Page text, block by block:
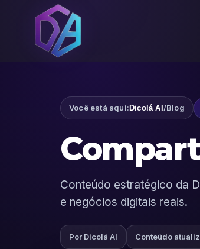
Você está aqui: Dicolá AI /Blog
Conteúdo estratégico da
e negócios digitais reais.
Por Dicolá AI Conteúdo